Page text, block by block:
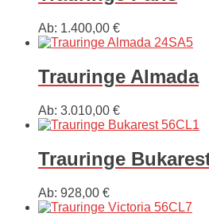
Ab: 1.400,00 €
Trauringe Almada
Ab: 3.010,00 €
Trauringe
Ab: 928,00 €